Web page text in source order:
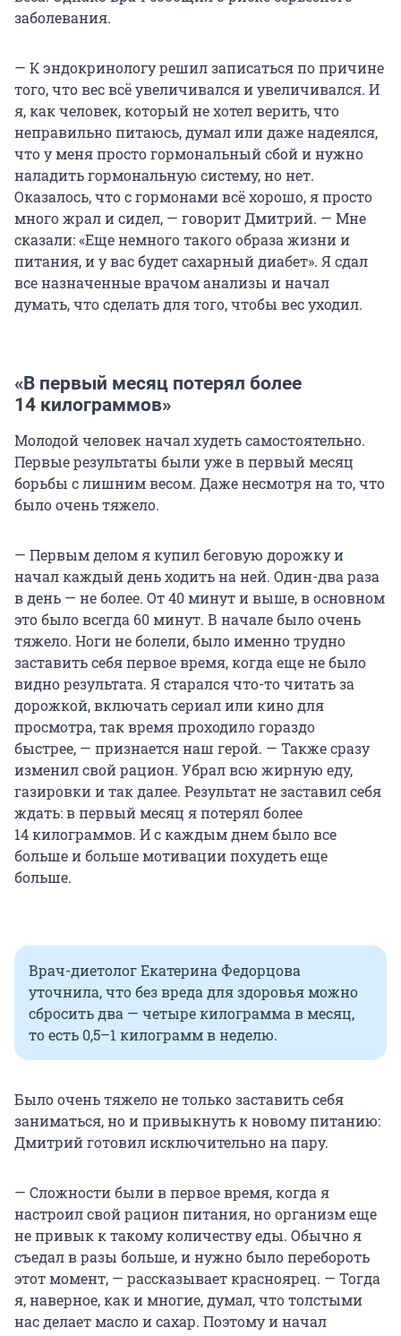
заболевания.
— К эндокринологу решил записаться по причине
того, что вес всё увеличивался и увеличивался. И
я, как человек, который не хотел верить, что
неправильно питаюсь, думал или даже надеялся,
что у меня просто гормональный сбой и нужно
наладить гормональную систему, но нет.
Оказалось, что с гормонами всё хорошо, я просто
много жрал и сидел, — говорит Дмитрий. — Мне
сказали: «Еще немного такого образа жизни и
питания, и у вас будет сахарный диабет». Я сдал
все назначенные врачом анализы и начал
думать, что сделать для того, чтобы вес уходил.
«В первый месяц потерял более
14 килограммов»
Молодой человек начал худеть самостоятельно.
Первые результаты были уже в первый месяц
борьбы с лишним весом. Даже несмотря на то, что
было очень тяжело.
— Первым делом я купил беговую дорожку и
начал каждый день ходить на ней. Один-два раза
в день — не более. От 40 минут и выше, в основном
это было всегда 60 минут. В начале было очень
тяжело. Ноги не болели, было именно трудно
заставить себя первое время, когда еще не было
видно результата. Я старался что-то читать за
дорожкой, включать сериал или кино для
просмотра, так время проходило гораздо
быстрее, — признается наш герой. — Также сразу
изменил свой рацион. Убрал всю жирную еду,
газировки и так далее. Результат не заставил себя
ждать: в первый месяц я потерял более
14 килограммов. И с каждым днем было все
больше и больше мотивации похудеть еще
больше.
Врач-диетолог Екатерина Федорцова
уточнила, что без вреда для здоровья можно
сбросить два — четыре килограмма в месяц,
то есть 0,5–1 килограмм в неделю.
Было очень тяжело не только заставить себя
заниматься, но и привыкнуть к новому питанию:
Дмитрий готовил исключительно на пару.
— Сложности были в первое время, когда я
настроил свой рацион питания, но организм еще
не привык к такому количеству еды. Обычно я
съедал в разы больше, и нужно было перебороть
этот момент, — рассказывает красноярец. — Тогда
я, наверное, как и многие, думал, что толстыми
нас делает масло и сахар. Поэтому и начал